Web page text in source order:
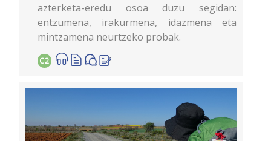
azterketa-eredu osoa duzu segidan:
entzumena, irakurmena, idazmena eta
mintzamena neurtzeko probak.
C2